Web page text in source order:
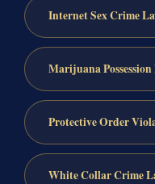
Internet Sex Crime
Marijuana
Protective Order
White Collar Crime